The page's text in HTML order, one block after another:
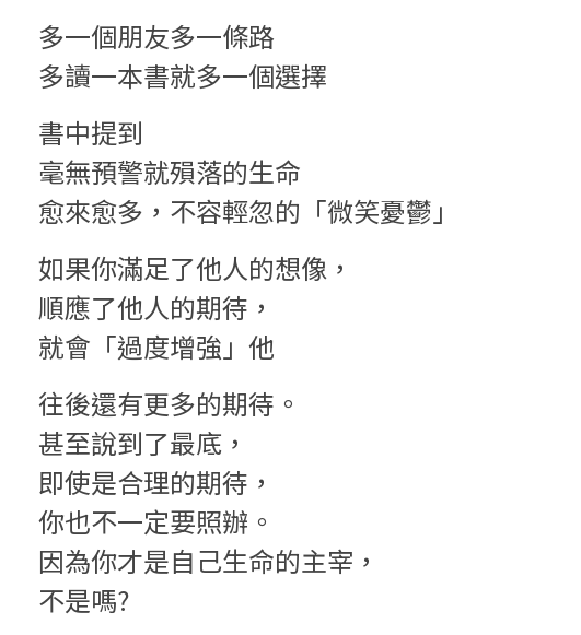
多一個朋友多一條路
多讀一本書就多一個選擇
書中提到
毫無預警就殞落的生命
愈來愈多，不容輕忽的「微笑憂鬱」
如果你滿足了他人的想像，
順應了他人的期待，
就會「過度增強」他
往後還有更多的期待。
甚至說到了最底，
即使是合理的期待，
你也不一定要照辦。
因為你才是自己生命的主宰，
不是嗎?